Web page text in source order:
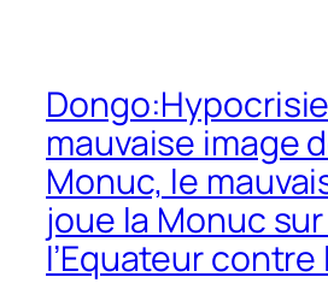
mauvaise image
Monuc, le
joue la Monuc
l’Equateur contre